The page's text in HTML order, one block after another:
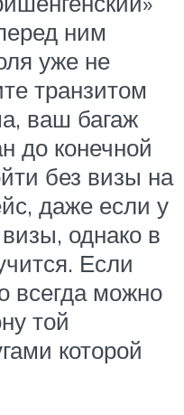
ним
уже не
транзитом
ваш багаж
до конечной
без визы на
даже если у
однако в
Если
всегда можно
той
которой